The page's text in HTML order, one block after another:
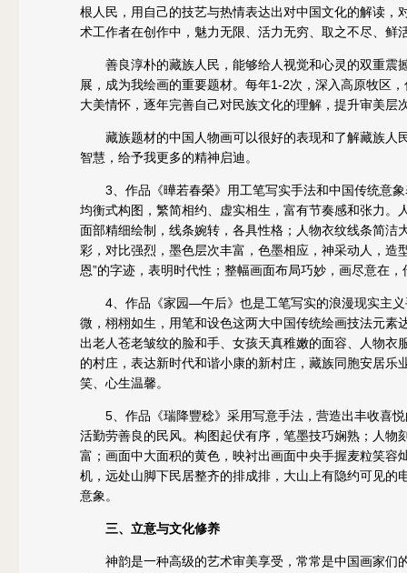
根人民，用自己的技艺与热情表达出对中国文化的解读
术工作者在创作中，魅力无限、活力无穷、取之不尽、鲜
善良淳朴的藏族人民，能够给人视觉和心灵的双重
展，成为我绘画的重要题材。每年1-2次，深入高原牧区
大美情怀，逐年完善自己对民族文化的理解，提升审美层
藏族题材的中国人物画可以很好的表现和了解藏族
智慧，给予我更多的精神启迪。
3、作品《曄若春榮》用工笔写实手法和中国传统意
均衡式构图，繁简相约、虚实相生，富有节奏感和张力
面部精细绘制，线条婉转，各具性格；人物衣纹线条简
彩，对比强烈，墨色层次丰富，色墨相应，神采动人，造
恩”的字迹，表明时代性；整幅画面布局巧妙，画尽意在
4、作品《家园—午后》也是工笔写实的浪漫现实主
微，栩栩如生，用笔和设色这两大中国传统绘画技法元
出老人苍老皱纹的脸和手、女孩天真稚嫩的面容、人物
的村庄，表达新时代和谐小康的新村庄，藏族同胞安居
笑、心生温馨。
5、作品《瑞降豐稔》采用写意手法，营造出丰收喜
活勤劳善良的民风。构图起伏有序，笔墨技巧娴熟；人
富；画面中大面积的黄色，映衬出画面中央手握麦粒笑
机，远处山脚下民居整齐的排成排，大山上有隐约可见
意象。
三、立意与文化修养
神韵是一种高级的艺术审美享受，常常是中国画家